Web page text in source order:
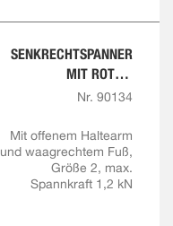
SENKRECHTSPANNER
MIT ROTEM
HANDGRIFF UND
LUNG
Nr. 90134
Mit offenem Haltearm
und waagrechtem Fuß,
Größe 2, max.
Spannkraft 1,2 kN